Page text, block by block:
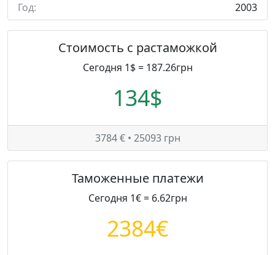
Год:
2003
Стоимость с растаможкой
Сегодня 1$ = 187.26грн
134$
3784 € • 25093 грн
Таможенные платежи
Сегодня 1€ = 6.62грн
2384€